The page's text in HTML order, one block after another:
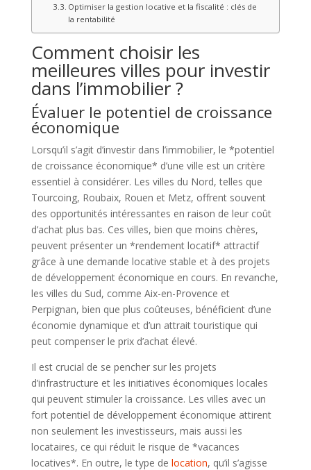
Optimiser la gestion locative et la fiscalité : clés de
la rentabilité
Comment choisir les
meilleures villes pour investir
dans l’immobilier ?
Évaluer le potentiel de croissance
économique
Lorsqu’il s’agit d’investir dans l’immobilier, le *potentiel
de croissance économique* d’une ville est un critère
essentiel à considérer. Les villes du Nord, telles que
Tourcoing, Roubaix, Rouen et Metz, offrent souvent
des opportunités intéressantes en raison de leur coût
d’achat plus bas. Ces villes, bien que moins chères,
peuvent présenter un *rendement locatif* attractif
grâce à une demande locative stable et à des projets
de développement économique en cours. En revanche,
les villes du Sud, comme Aix-en-Provence et
Perpignan, bien que plus coûteuses, bénéficient d’une
économie dynamique et d’un attrait touristique qui
peut compenser le prix d’achat élevé.
Il est crucial de se pencher sur les projets
d’infrastructure et les initiatives économiques locales
qui peuvent stimuler la croissance. Les villes avec un
fort potentiel de développement économique attirent
non seulement les investisseurs, mais aussi les
locataires, ce qui réduit le risque de *vacances
locatives*. En outre, le type de location, qu’il s’agisse